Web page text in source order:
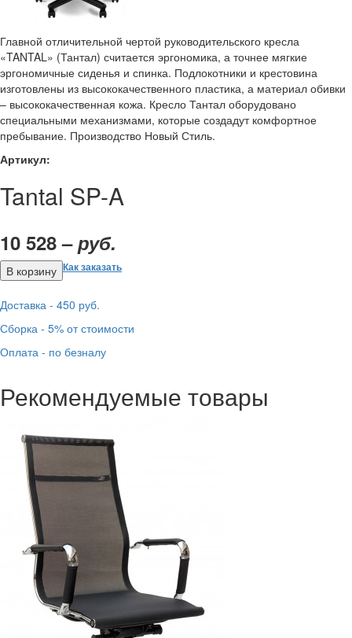
Главной отличительной чертой руководительского кресла
«TANTAL» (Тантал) считается эргономика, а точнее мягкие
эргономичные сиденья и спинка. Подлокотники и крестовина
изготовлены из высококачественного пластика, а материал обивки
– высококачественная кожа. Кресло Тантал оборудовано
специальными механизмами, которые создадут комфортное
пребывание. Производство Новый Стиль.
Артикул:
Tantal SP-A
10 528 –руб.
Как заказать
Доставка - 450 руб.
Сборка - 5% от стоимости
Оплата - по безналу
Рекомендуемые товары